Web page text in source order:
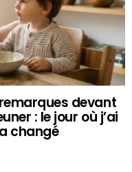
devant
: le jour où j’ai
changé